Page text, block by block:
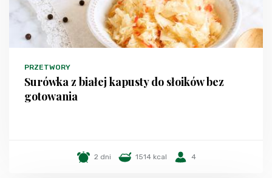
PRZETWORY
Surówka z białej kapusty do słoików bez
gotowania
2 dni 1514 kcal 4